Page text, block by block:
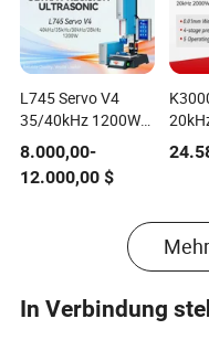
L745 Servo V4
35/40kHz 1200W
Ultraschall-
für die Automobil-
8.000,00-
12.000,00 $
In Verbindung